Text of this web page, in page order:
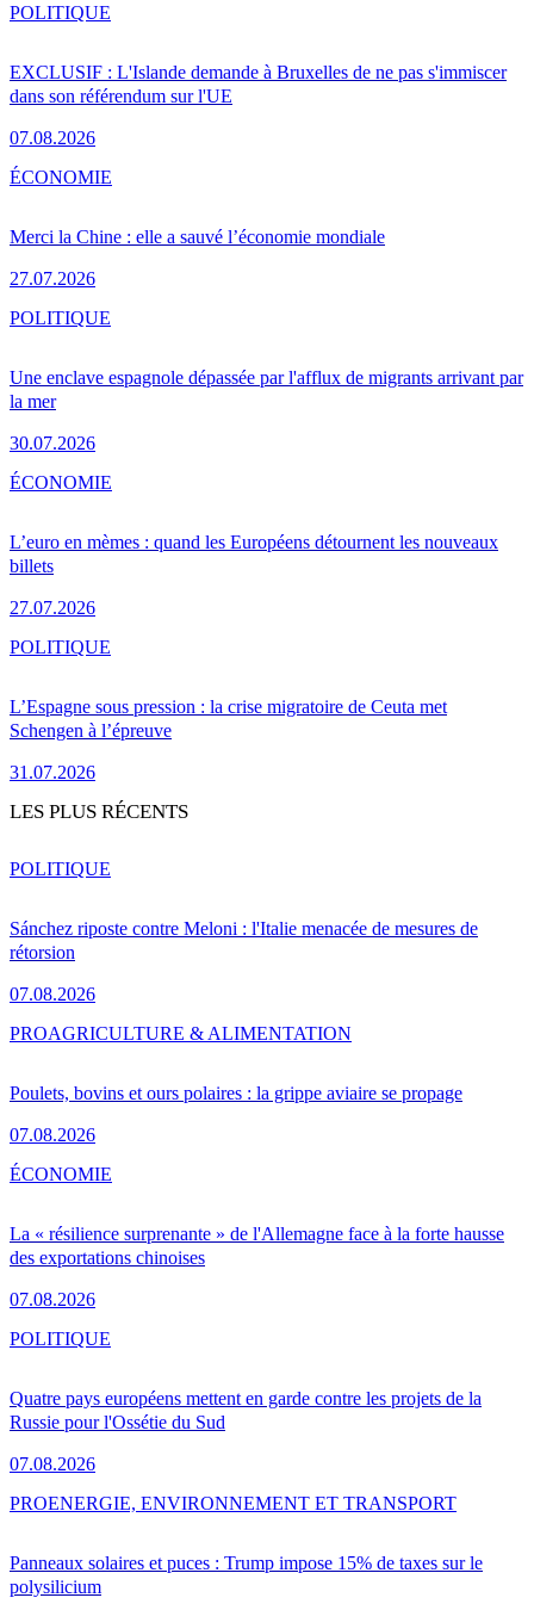
EXCLUSIF : L'Islande demande à Bruxelles de ne pas s'immiscer
dans son référendum sur l'UE
07.08.2026
POLITIQUE
Merci la Chine : elle a sauvé l’économie mondiale
27.07.2026
ÉCONOMIE
Une enclave espagnole dépassée par l'afflux de migrants arrivant par
la mer
30.07.2026
POLITIQUE
L’euro en mèmes : quand les Européens détournent les nouveaux
billets
27.07.2026
ÉCONOMIE
L’Espagne sous pression : la crise migratoire de Ceuta met
Schengen à l’épreuve
31.07.2026
POLITIQUE
LES PLUS RÉCENTS
Sánchez riposte contre Meloni : l'Italie menacée de mesures de
rétorsion
07.08.2026
POLITIQUE
Poulets, bovins et ours polaires : la grippe aviaire se propage
07.08.2026
PROAGRICULTURE & ALIMENTATION
La « résilience surprenante » de l'Allemagne face à la forte hausse
des exportations chinoises
07.08.2026
ÉCONOMIE
Quatre pays européens mettent en garde contre les projets de la
Russie pour l'Ossétie du Sud
07.08.2026
POLITIQUE
Panneaux solaires et puces : Trump impose 15% de taxes sur le
polysilicium
PROENERGIE, ENVIRONNEMENT ET TRANSPORT